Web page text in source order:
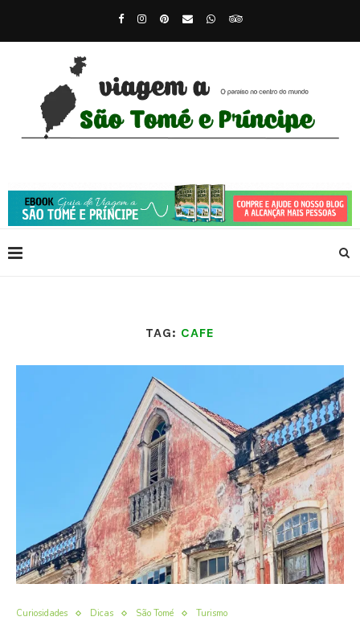
TAG: CAFE
Curiosidades Dicas São Tomé Turismo